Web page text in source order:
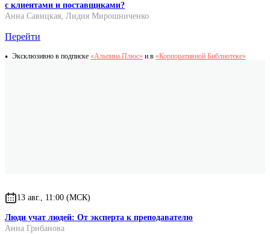
с клиентами и поставщиками?
Анна Савицкая, Лидия Мирошниченко
Перейти
Эксклюзивно в подписке «Альпина.Плюс» и в «Корпоративной Библиотеке»
13 авг., 11:00 (МСК)
Люди учат людей: От эксперта к преподавателю
Анна Грибанова